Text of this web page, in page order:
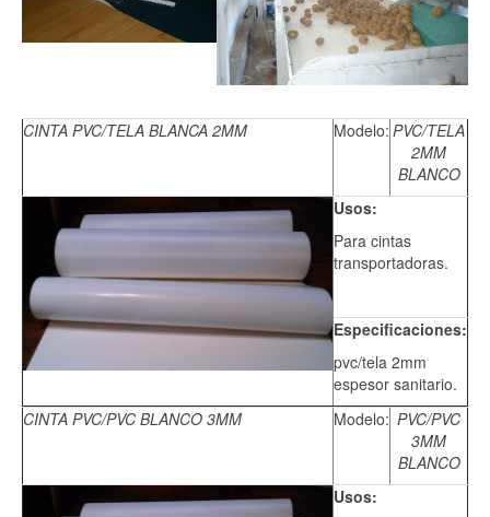
CINTA PVC/TELA BLANCA 2MM Modelo: PVC/TELA
2MM
BLANCO
Usos:
Para cintas
transportadoras.
Especificaciones:
pvc/tela 2mm
espesor sanitario.
CINTA PVC/PVC BLANCO 3MM
Modelo: PVC/PVC
3MM
BLANCO
Usos: